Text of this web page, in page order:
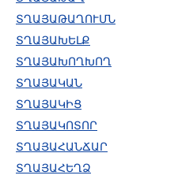
ՏՂԱՅԱԹԱՂՈՒՄՆ
ՏՂԱՅԱԽԵԼՔ
ՏՂԱՅԱԽՈՂԽՈՂ
ՏՂԱՅԱԿԱՆ
ՏՂԱՅԱԿԻՑ
ՏՂԱՅԱԿՈՏՈՐ
ՏՂԱՅԱՀԱՆՃԱՐ
ՏՂԱՅԱՀԵՂՁ